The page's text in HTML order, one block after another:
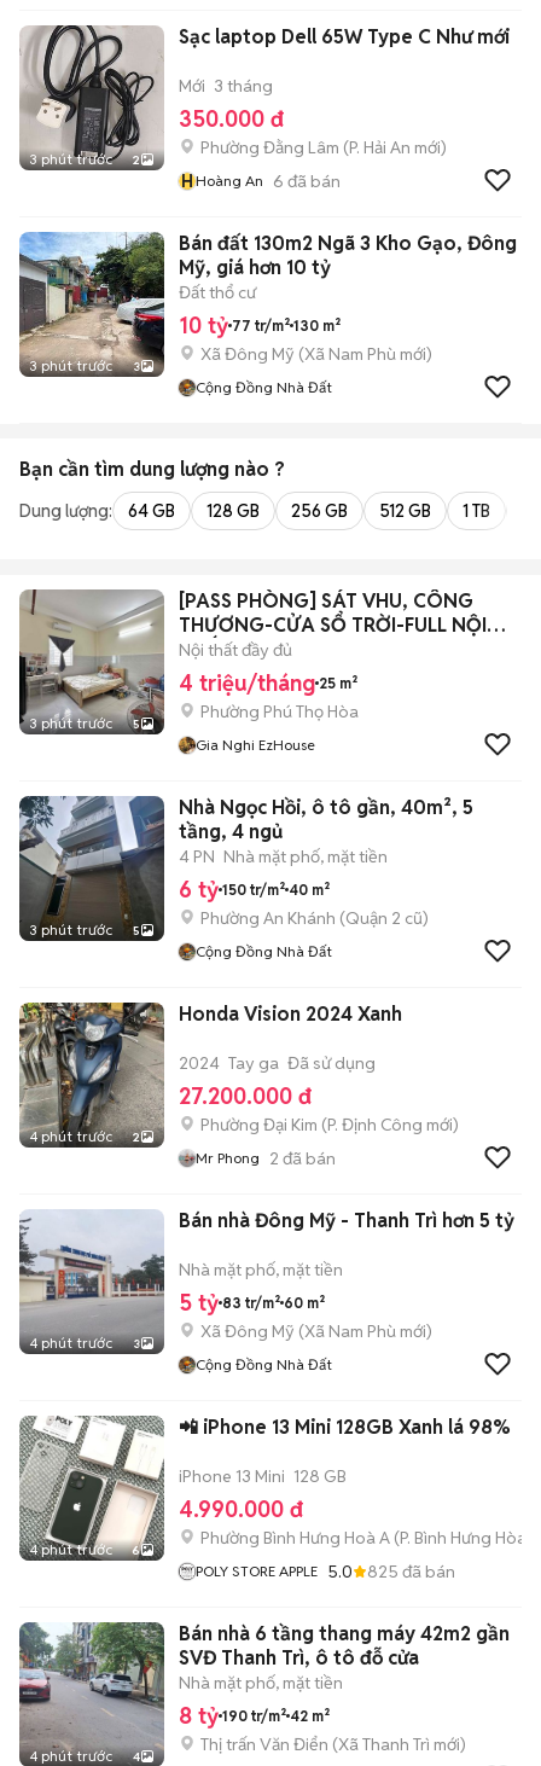
3 phút trước 2
Sạc laptop Dell 65W Type C Như mới
Mới 3 tháng
350.000 đ
Phường Đằng Lâm (P. Hải An mới)
HHoàng An 6 đã bán
3 phút trước 3
Bán đất 130m2 Ngã 3 Kho Gạo, Đông
Mỹ, giá hơn 10 tỷ
Đất thổ cư
10 tỷ 77 tr/m² 130 m²
Xã Đông Mỹ (Xã Nam Phù mới)
Cộng Đồng Nhà Đất
Bạn cần tìm dung lượng nào ?
Dung lượng: 64 GB 128 GB 256 GB 512 GB 1 TB
3 phút trước 5
[PASS PHÒNG] SÁT VHU, CÔNG
THƯƠNG-CỬA SỔ TRỜI-FULL NỘI
THẤT
Nội thất đầy đủ
4 triệu/tháng 25 m²
Phường Phú Thọ Hòa
Gia Nghi EzHouse
3 phút trước 5
Nhà Ngọc Hồi, ô tô gần, 40m², 5
tầng, 4 ngủ
4 PN Nhà mặt phố, mặt tiền
6 tỷ 150 tr/m² 40 m²
Phường An Khánh (Quận 2 cũ)
Cộng Đồng Nhà Đất
4 phút trước 2
Honda Vision 2024 Xanh
2024 Tay ga Đã sử dụng
27.200.000 đ
Phường Đại Kim (P. Định Công mới)
Mr Phong 2 đã bán
4 phút trước 3
Bán nhà Đông Mỹ - Thanh Trì hơn 5 tỷ
Nhà mặt phố, mặt tiền
5 tỷ 83 tr/m² 60 m²
Xã Đông Mỹ (Xã Nam Phù mới)
Cộng Đồng Nhà Đất
4 phút trước 6
📲 iPhone 13 Mini 128GB Xanh lá 98%
iPhone 13 Mini 128 GB
4.990.000 đ
Phường Bình Hưng Hoà A (P. Bình Hưng Hòa
POLY STORE APPLE 5.0 825 đã bán
4 phút trước 4
Bán nhà 6 tầng thang máy 42m2 gần
SVĐ Thanh Trì, ô tô đỗ cửa
Nhà mặt phố, mặt tiền
8 tỷ 190 tr/m² 42 m²
Thị trấn Văn Điển (Xã Thanh Trì mới)